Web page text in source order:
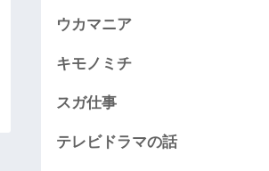
ウカマニア
キモノミチ
スガ仕事
テレビドラマの話